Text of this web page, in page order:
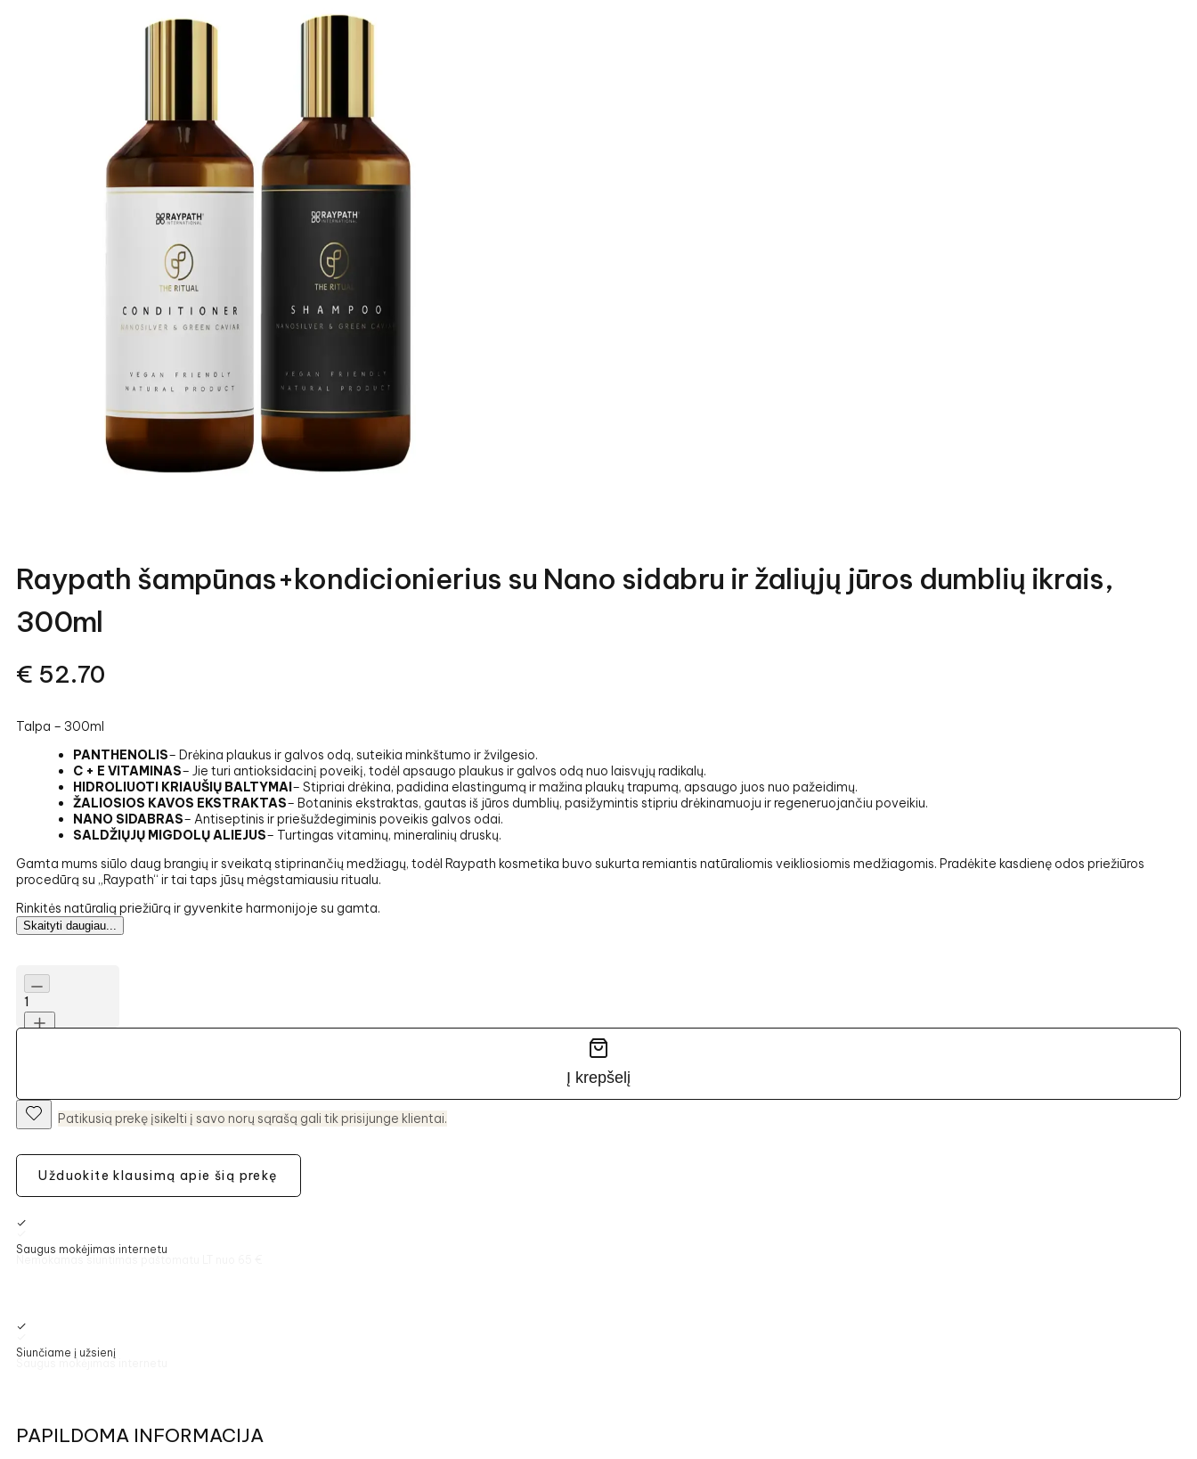
Patikusią prekę įsikelti į savo norų sąrašą gali tik prisijunge klientai.
Raypath šampūnas+kondicionierius su Nano sidabru ir žaliųjų jūros dumblių ikrais,
300ml
€ 52.70
Talpa – 300ml
PANTHENOLIS– Drėkina plaukus ir galvos odą, suteikia minkštumo ir žvilgesio.
C + E VITAMINAS– Jie turi antioksidacinį poveikį, todėl apsaugo plaukus ir galvos odą nuo laisvųjų radikalų.
HIDROLIUOTI KRIAUŠIŲ BALTYMAI– Stipriai drėkina, padidina elastingumą ir mažina plaukų trapumą, apsaugo juos nuo pažeidimų.
ŽALIOSIOS KAVOS EKSTRAKTAS– Botaninis ekstraktas, gautas iš jūros dumblių, pasižymintis stipriu drėkinamuoju ir regeneruojančiu poveikiu.
NANO SIDABRAS– Antiseptinis ir priešuždegiminis poveikis galvos odai.
SALDŽIŲJŲ MIGDOLŲ ALIEJUS– Turtingas vitaminų, mineralinių druskų.
Gamta mums siūlo daug brangių ir sveikatą stiprinančių medžiagų, todėl Raypath kosmetika buvo sukurta remiantis natūraliomis veikliosiomis medžiagomis. Pradėkite kasdienę odos priežiūros
procedūrą su „Raypath“ ir tai taps jūsų mėgstamiausiu ritualu.
Rinkitės natūralią priežiūrą ir gyvenkite harmonijoje su gamta.
Skaityti daugiau...
1
Į krepšelį
Užduokite klausimą apie šią prekę
Saugus mokėjimas internetu
Siunčiame į užsienį
PAPILDOMA INFORMACIJA